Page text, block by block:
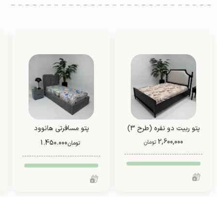
پتو ربیت دو نفره (طرح 3)
2,600,000 تومان
پتو مسافرتی هانوود
تومان1.450.000